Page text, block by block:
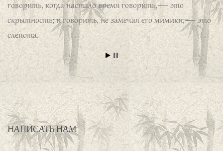
скрытность; и говорить, не замечая его мимики,— это
слепота.
子曰、德之不菄, 学之不讲、闻义不能徒、
不善不能改、是吾忧也。
«Когда мораль не
совершенствуют, изученное не повторяют, услышав о
принципах долга, не в состоянии им следовать, не могут
исправлять недобрые поступки, я скорблю».
哀公闻曰、何为则民服。孔子对曰、举直错
诸枉、则民服、举枉错诸直、则民不服。
Ай-гун спросил: «Какие нужно принять меры для того,
НАПИСАТЬ НАМ
Ваше имя (обязательно)